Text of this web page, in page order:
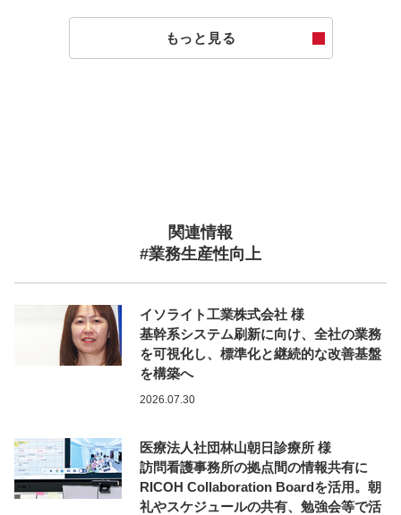
もっと見る
関連情報
#業務生産性向上
イソライト工業株式会社 様
基幹系システム刷新に向け、全社の業務
を可視化し、標準化と継続的な改善基盤
を構築へ
2026.07.30
医療法人社団林山朝日診療所 様
訪問看護事務所の拠点間の情報共有に
RICOH Collaboration Boardを活用。朝
礼やスケジュールの共有、勉強会等で活